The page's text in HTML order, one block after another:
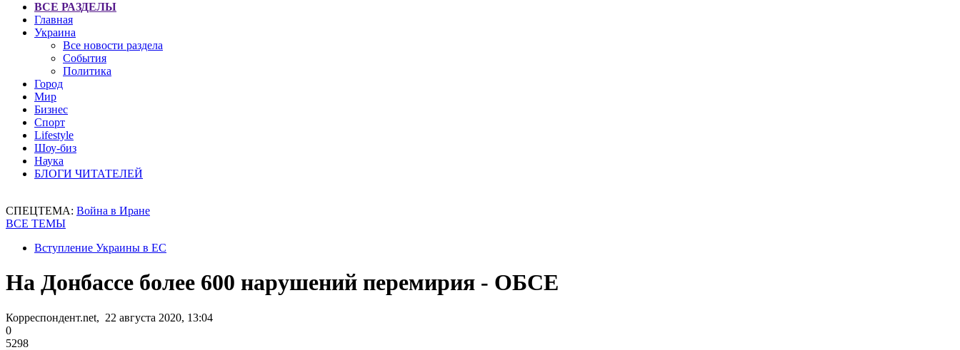
ВСЕ РАЗДЕЛЫ
Главная
Украина
Все новости раздела
События
Политика
Город
Мир
Бизнес
Спорт
Lifestyle
Шоу-биз
Наука
БЛОГИ ЧИТАТЕЛЕЙ
СПЕЦТЕМА: Война в Иране
ВСЕ ТЕМЫ
Вступление Украины в ЕС
На Донбассе более 600 нарушений перемирия - ОБСЕ
Корреспондент.net, 22 августа 2020, 13:04
0
5298